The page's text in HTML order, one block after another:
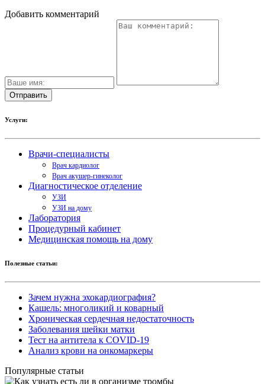
Добавить комментарий
Услуги:
Врачи-специалисты
Врач кардиолог
Врач акушер-гинеколог
Диагностическое отделение
УЗИ
УЗИ на дому
Лаборатория
Процедурный кабинет
Медицинская помощь на дому
Полезные статьи:
Зачем нужна эхокардиография?
Кашель: многоликий и коварный
Хроническая сердечная недостаточность
Заболевания шейки матки
Тест на антитела к COVID-19
Анализ крови на онкомаркеры
Популярные статьи